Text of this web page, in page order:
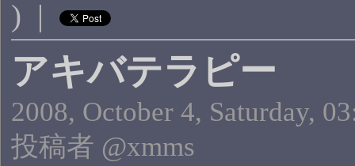
) |
アキバテラピー
2008, October 4, Saturday,
投稿者 @xmms